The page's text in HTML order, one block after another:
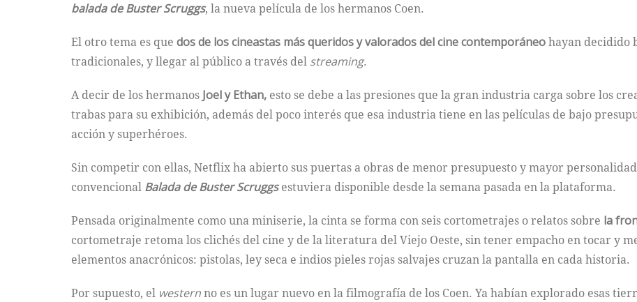
balada de Buster Scruggs, la nueva película de los hermanos Coen.
El otro tema es que dos de los cineastas más queridos y valorados del cine contemporáneohayan decidido
tradicionales, y llegar al público a través del streaming.
A decir de los hermanos Joel y Ethan, esto se debe a las presiones que la gran industria carga sobre los
trabas para su exhibición, además del poco interés que esa industria tiene en las películas de bajo
acción y superhéroes.
Sin competir con ellas, Netflix ha abierto sus puertas a obras de menor presupuesto y mayor
convencional Balada de Buster Scruggsestuviera disponible desde la semana pasada en la plataforma.
Pensada originalmente como una miniserie, la cinta se forma con seis cortometrajes o relatos sobre la
cortometraje retoma los clichés del cine y de la literatura del Viejo Oeste, sin tener empacho en tocar y
elementos anacrónicos: pistolas, ley seca e indios pieles rojas salvajes cruzan la pantalla en cada historia.
Por supuesto, el westernno es un lugar nuevo en la filmografía de los Coen. Ya habían explorado esas